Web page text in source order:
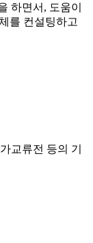
하면서, 도움이
를 컨설팅하고
교류전 등의 기